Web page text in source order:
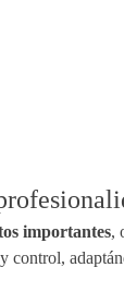
importantes,